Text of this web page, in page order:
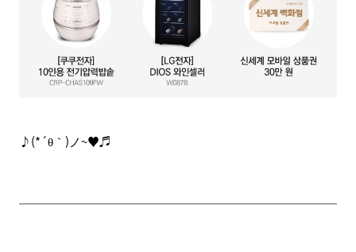
♪(*´θ｀ )ノ~♥♬